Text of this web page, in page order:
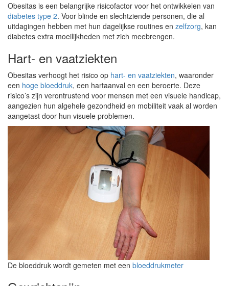
Obesitas is een belangrijke risicofactor voor het ontwikkelen van
diabetes type 2. Voor blinde en slechtziende personen, die al
uitdagingen hebben met hun dagelijkse routines en zelfzorg, kan
diabetes extra moeilijkheden met zich meebrengen.
Hart- en vaatziekten
Obesitas verhoogt het risico op hart- en vaatziekten, waaronder
een hoge bloeddruk, een hartaanval en een beroerte. Deze
risico’s zijn verontrustend voor mensen met een visuele handicap,
aangezien hun algehele gezondheid en mobiliteit vaak al worden
aangetast door hun visuele problemen.
De bloeddruk wordt gemeten met een bloeddrukmeter